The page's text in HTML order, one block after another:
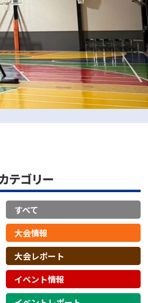
テゴリー
すべて
大会情報
大会レポート
イベント情報